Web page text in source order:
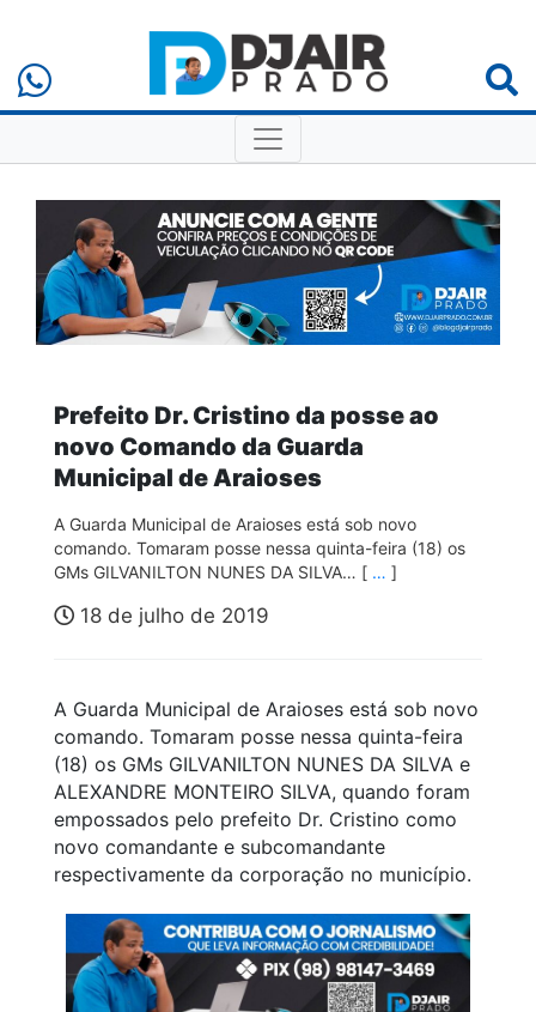
Prefeito Dr. Cristino da posse ao
novo Comando da Guarda
Municipal de Araioses
A Guarda Municipal de Araioses está sob novo
comando. Tomaram posse nessa quinta-feira (18) os
GMs GILVANILTON NUNES DA SILVA… [ … ]
18 de julho de 2019
A Guarda Municipal de Araioses está sob novo
comando. Tomaram posse nessa quinta-feira
(18) os GMs GILVANILTON NUNES DA SILVA e
ALEXANDRE MONTEIRO SILVA, quando foram
empossados pelo prefeito Dr. Cristino como
novo comandante e subcomandante
respectivamente da corporação no município.